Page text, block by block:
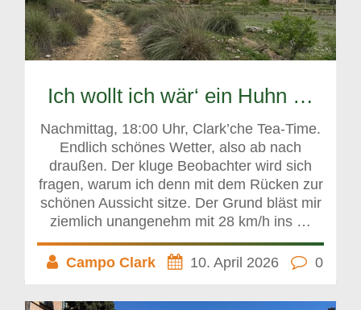
Ich wollt ich wär‘ ein Huhn …
Nachmittag, 18:00 Uhr, Clark’che Tea-Time.
Endlich schönes Wetter, also ab nach
draußen. Der kluge Beobachter wird sich
fragen, warum ich denn mit dem Rücken zur
schönen Aussicht sitze. Der Grund bläst mir
ziemlich unangenehm mit 28 km/h ins …
Campo Clark 10. April 2026 0